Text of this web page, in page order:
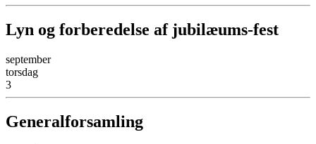
Lyn og forberedelse af jubilæums-fest
september
torsdag
3
Generalforsamling